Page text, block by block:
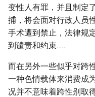
变性人有罪，并且制定
捕，将会面对行政人员
手术遭到禁止，法律规
到谴责和约束……
而在另外一些似乎对跨
一种色情载体来消费成
况并不意味着跨性别取